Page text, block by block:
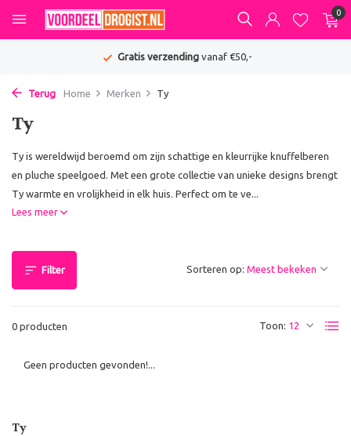
0
Gratis verzendingvanaf €50,-
Terug Home Merken Ty
Ty
Ty is wereldwijd beroemd om zijn schattige en kleurrijke knuffelberen
en pluche speelgoed. Met een grote collectie van unieke designs brengt
Ty warmte en vrolijkheid in elk huis. Perfect om te ve...
Lees meer
Filter
0 producten Toon:
Sorteren op:
Geen producten gevonden!...
Ty